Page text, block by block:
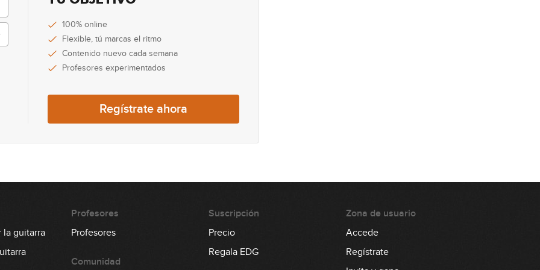
100% online
Flexible, tú marcas el ritmo
Contenido nuevo cada semana
Profesores experimentados
Regístrate ahora
la guitarra
Profesores
Profesores
Comunidad
Suscripción
Precio
Regala EDG
Zona de usuario
Accede
Regístrate